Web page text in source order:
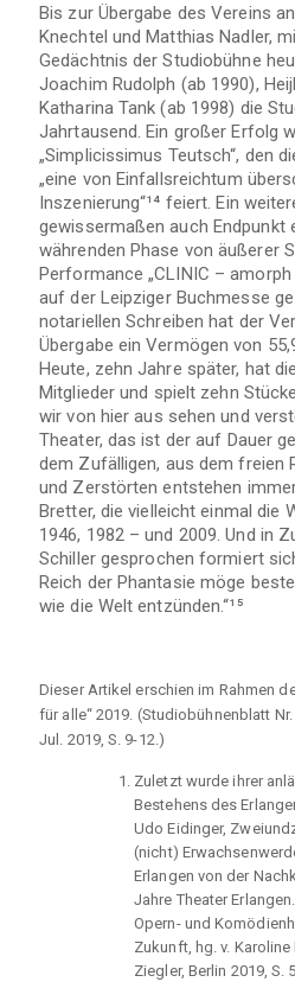
Bis zur Übergabe des Vereins
Knechtel und Matthias Nadler,
Gedächtnis der Studiobühne
Joachim Rudolph (ab 1990),
Katharina Tank (ab 1998) die
Jahrtausend. Ein großer Erfolg
„Simplicissimus Teutsch“, den
„eine von Einfallsreichtum
Inszenierung“¹⁴ feiert. Ein
gewissermaßen auch Endpunkt
währenden Phase von äußerer
Performance „CLINIC –
auf der Leipziger Buchmesse
notariellen Schreiben hat der
Übergabe ein Vermögen von
Heute, zehn Jahre später, hat
Mitglieder und spielt zehn
wir von hier aus sehen und
Theater, das ist der auf Dauer
dem Zufälligen, aus dem freien
und Zerstörten entstehen
Bretter, die vielleicht einmal die
1946, 1982 – und 2009. Und in
Schiller gesprochen formiert
Reich der Phantasie möge
wie die Welt entzünden.“¹⁵
Dieser Artikel erschien im Rahmen
für alle“ 2019. (Studiobühnenblatt
Jul. 2019, S. 9-12.)
Zuletzt wurde ihrer
Bestehens des
Udo Eidinger,
(nicht)
Erlangen von der
Jahre Theater
Opern- und
Zukunft, hg. v.
Ziegler, Berlin 2019, S.